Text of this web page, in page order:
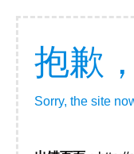
抱歉
Sorry, the site